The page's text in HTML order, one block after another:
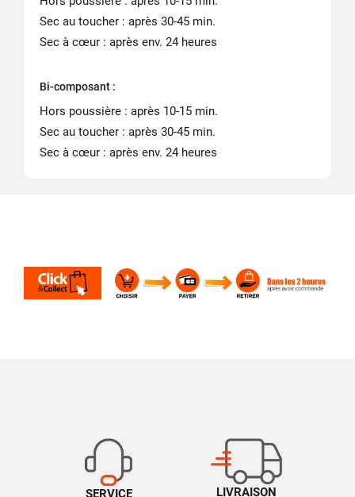
Sec au toucher : après 30-45 min.
Sec à cœur : après env. 24 heures
Bi-composant :
Hors poussière : après 10-15 min.
Sec au toucher : après 30-45 min.
Sec à cœur : après env. 24 heures
SERVICE
LIVRAISON